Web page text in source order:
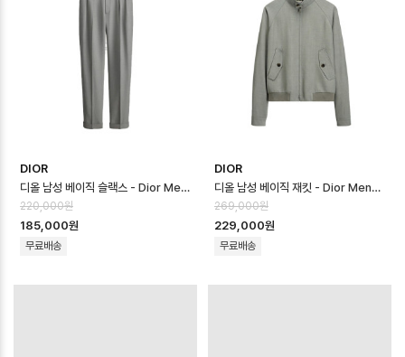
DIOR
디올 남성 베이직 슬랙스 - Dior Mens Basic Slacks - dic16723x
220,000원
185,000원
무료배송
DIOR
디올 남성 베이직 재킷 - Dior Mens Basic Jacket - dic16722x
269,000원
229,000원
무료배송